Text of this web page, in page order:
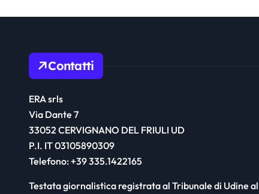
i
o
l
i
Contatti
ERA srls
Via Dante 7
33052 CERVIGNANO DEL FRIULI UD
P.I. IT 03105890309
Telefono: +39 335.1422165
Testata giornalistica registrata al Tribunale di Udine al